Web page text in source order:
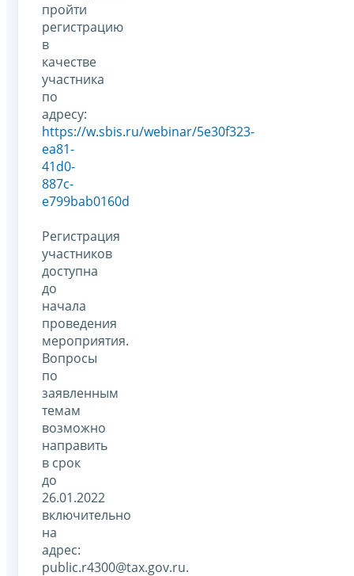
пройти
регистрацию
в
качестве
участника
по
адресу:
https://w.sbis.ru/webinar/5e30f323-
ea81-
41d0-
887c-
e799bab0160d
Регистрация
участников
доступна
до
начала
проведения
мероприятия.
Вопросы
по
заявленным
темам
возможно
направить
в срок
до
26.01.2022
включительно
на
адрес:
public.r4300@tax.gov.ru.